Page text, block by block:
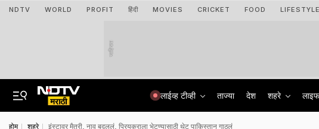
NDTV WORLD PROFIT हिंदी MOVIES CRICKET FOOD LIFESTYLE
जाहिरात
लाईव्ह टीव्ही ताज्या देश शहरे
होम शहरे इंस्टावर मैत्री, नाव बदललं, प्रियकराला भेटण्यासाठी थेट पाकिस्तान गाठलं